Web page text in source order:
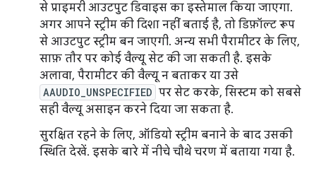
से प्राइमरी आउटपुट डिवाइस का इस्तेमाल किया जाएगा.
अगर आपने स्ट्रीम की दिशा नहीं बताई है, तो डिफ़ॉल्ट रूप
से आउटपुट स्ट्रीम बन जाएगी. अन्य सभी पैरामीटर के लिए,
साफ़ तौर पर कोई वैल्यू सेट की जा सकती है. इसके
अलावा, पैरामीटर की वैल्यू न बताकर या उसे
AAUDIO_UNSPECIFIED पर सेट करके, सिस्टम को सबसे
सही वैल्यू असाइन करने दिया जा सकता है.
सुरक्षित रहने के लिए, ऑडियो स्ट्रीम बनाने के बाद उसकी
स्थिति देखें. इसके बारे में नीचे चौथे चरण में बताया गया है.